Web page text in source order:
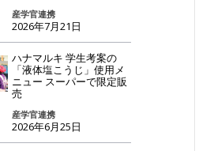
産学官連携
2026年7月21日
ハナマルキ 学生考案の
「液体塩こうじ」使用メ
ニュー スーパーで限定販
売
産学官連携
2026年6月25日